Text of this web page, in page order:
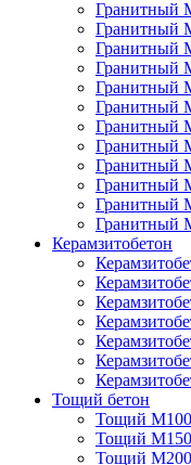
Гранитный
Гранитный
Гранитный
Гранитный
Гранитный
Гранитный
Гранитный
Гранитный
Гранитный
Гранитный
Гранитный
Гранитный
Керамзитобетон
Тощий бетон
Тощий
Тощий
Тощий